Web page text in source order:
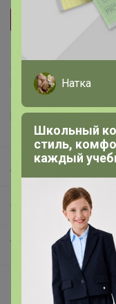
регламентом выкупа
Джилка
Товары для кошек
Описание
Натка
Школьный
стиль,
каждый